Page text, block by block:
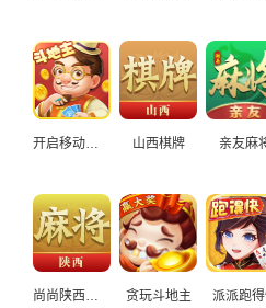
山西棋牌 亲友麻
贪玩斗地主 派派跑